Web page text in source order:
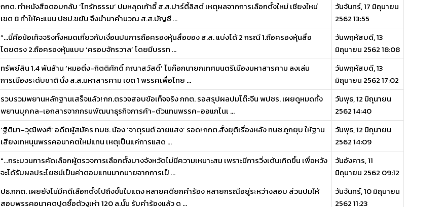
กกต. ทำหนังสือตอบกลับ ‘ไทรักธรรม’ ปมหลุดเก้าอี้ ส.ส.ปาร์ตี้ลิสต์ เหตุผลจากการเลือกตั้งใหม่ เชียงใหม่
เขต 8 ทำให้คะแนน ปชป.ขยับ จึงนำมาคำนวณ ส.ส.บัญชี ...
วันจันทร์, 17 มิถุนายน
2562 13:55
“…นี่คือข้อเท็จจริงทั้งหมดเกี่ยวกับเงื่อนปมการถือครองหุ้นสื่อของ ส.ส. แบ่งได้ 2 กรณี 1.ถือครองหุ้นสื่อ
โดยตรง 2.ถือครองหุ้นแบบ ‘ครอบจักรวาล’ โดยมีบรรท ...
วันพฤหัสบดี, 13
มิถุนายน 2562 18:08
ทรัพย์สิน 1.4 พันล้าน ‘หมอติ๋ง-กิตติศักดิ์ คณาสวัสดิ์’ ไขก๊อกนายกเทศมนตรีเมืองมหาสารคาม ลงเล่น
การเมืองระดับชาติ นั่ง ส.ส.มหาสารคาม เขต 1 พรรคเพื่อไทย ...
วันพฤหัสบดี, 13
มิถุนายน 2562 17:02
รวบรวมพยานหลักฐานเสร็จแล้ว! กก.ตรวจสอบข้อเท็จจริง กกต. รอสรุปผลปมโต๊ะจีน พปชร. เผยดูหมดทั้ง
พยานบุคคล-เอกสารจากกรมพัฒนาธุรกิจการค้า-ตัวแทนพรรค-ออแกไนเ ...
วันพุธ, 12 มิถุนายน
2562 14:40
‘ฐิติมา-วุฒิพงศ์’ อดีตผู้สมัคร ทษช. น้อง ‘จาตุรนต์ ฉายแสง’ รอด! กกต.สั่งยุติเรื่องหลัง ทษช.ถูกยุบ ให้ฐาน
เสียงเทหนุนพรรคอนาคตใหม่แทน เหตุเป็นแค่การแสด ...
วันพุธ, 12 มิถุนายน
2562 14:09
"...กระบวนการคัดเลือกผู้ตรวจการเลือกตั้งบางจังหวัดไม่มีความเหมาะสม เพราะมีการวิ่งเต้นเกิดขึ้น เพื่อหวัง
จะได้รับผลประโยชน์เป็นค่าตอบแทนมากมายจากการเป็ ...
วันอังคาร, 11
มิถุนายน 2562 09:12
ปธ.กกต. เผยยังไม่มีคดีเลือกตั้งไปถึงขั้นใบแดง หลายคดียกคำร้อง หลายกรณีอยู่ระหว่างสอบ ส่วนปมให้
สอบพรรคอนาคตปูดซื้อตัวงูเห่า 120 ล.นั้น รับคำร้องแล้ว ด ...
วันจันทร์, 10 มิถุนายน
2562 11:23